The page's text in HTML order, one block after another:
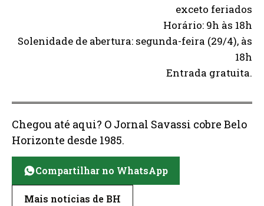
exceto feriados
Horário: 9h às 18h
Solenidade de abertura: segunda-feira (29/4), às
18h
Entrada gratuita.
Chegou até aqui? O Jornal Savassi cobre Belo
Horizonte desde 1985.
Compartilhar no WhatsApp
Mais notícias de BH